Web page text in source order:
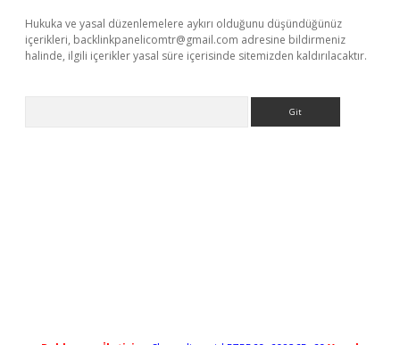
Hukuka ve yasal düzenlemelere aykırı olduğunu düşündüğünüz
içerikleri, backlinkpanelicomtr@gmail.com adresine bildirmeniz
halinde, ilgili içerikler yasal süre içerisinde sitemizden kaldırılacaktır.